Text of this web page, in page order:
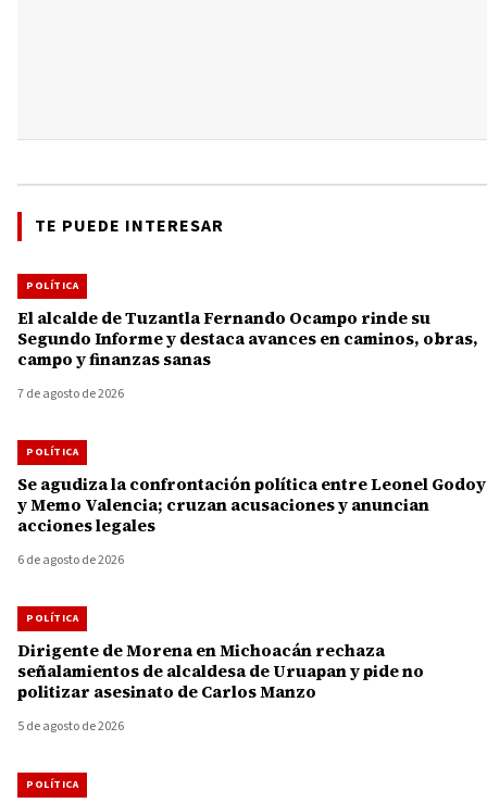
TE PUEDE INTERESAR
POLÍTICA
El alcalde de Tuzantla Fernando Ocampo rinde su
Segundo Informe y destaca avances en caminos, obras,
campo y finanzas sanas
7 de agosto de 2026
POLÍTICA
Se agudiza la confrontación política entre Leonel Godoy
y Memo Valencia; cruzan acusaciones y anuncian
acciones legales
6 de agosto de 2026
POLÍTICA
Dirigente de Morena en Michoacán rechaza
señalamientos de alcaldesa de Uruapan y pide no
politizar asesinato de Carlos Manzo
5 de agosto de 2026
POLÍTICA